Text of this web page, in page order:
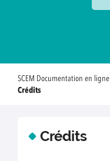
SCEM Documentation en ligne
Crédits
Crédits